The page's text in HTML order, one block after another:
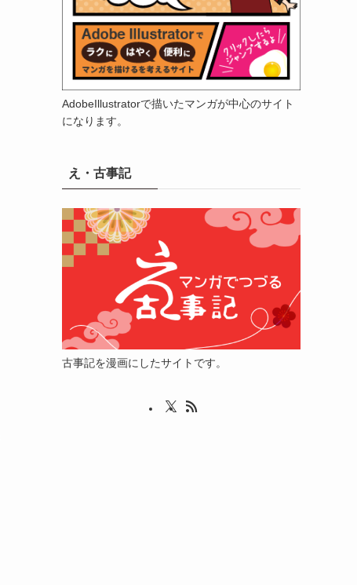
AdobeIllustratorで描いたマンガが中心のサイト
になります。
え・古事記
古事記を漫画にしたサイトです。